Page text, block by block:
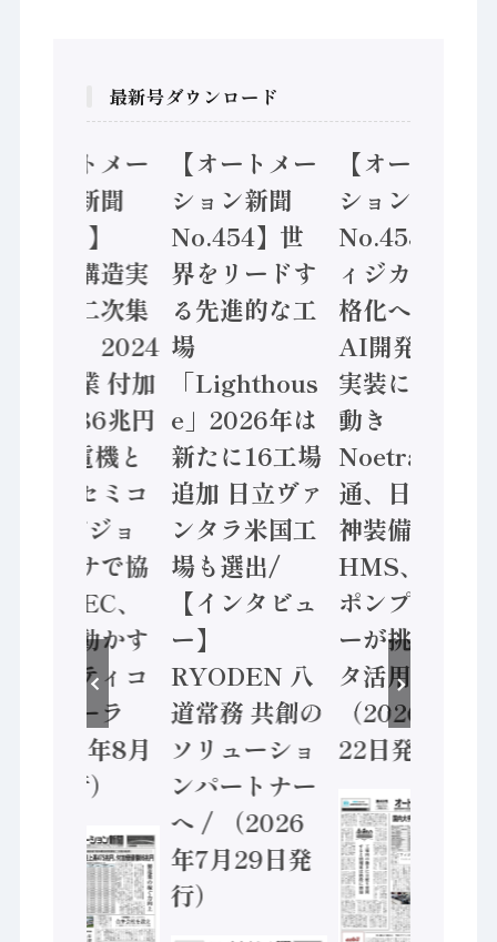
最新号ダウンロード
【オートメー
ション新聞
No.455】
「経済構造実
態調査二次集
計結果」2024
年製造業 付加
価値額86兆円
/ 三菱電機と
ソニーセミコ
ン AIビジョ
ンセンサで協
業 / IDEC、
安全に動かす
セーフティコ
ントローラ
（2026年8月
5日発行）
【オートメー
ション新聞
No.454】世
界をリードす
る先進的な工
場
「Lighthous
e」2026年は
新たに16工場
追加 日立ヴァ
ンタラ米国工
場も選出/
【インタビュ
ー】
RYODEN 八
道常務 共創の
ソリューショ
ンパートナー
へ / （2026
年7月29日発
行）
【オートメー
ション新聞
No.453】フ
ィジカルAI本
格化へ 国産
AI開発や社会
実装に活発な
動き
Noetra、富士
通、日立 / 兵
神装備 ×
HMS、老舗
ポンプメーカ
ーが挑むデー
タ活用 など
（2026年7月
22日発行）